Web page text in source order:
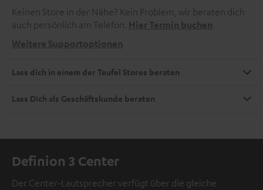
Keinen Store in der Nähe? Kein Problem, wir beraten dich
auch persönlich am Telefon. Hier Termin buchen
Weitere Supportoptionen
Lass dich in einem der Teufel Stores beraten
Lass Dich als Geschäftskunde beraten
Definion 3 Center
Der Center-Lautsprecher verfügt über die gleiche